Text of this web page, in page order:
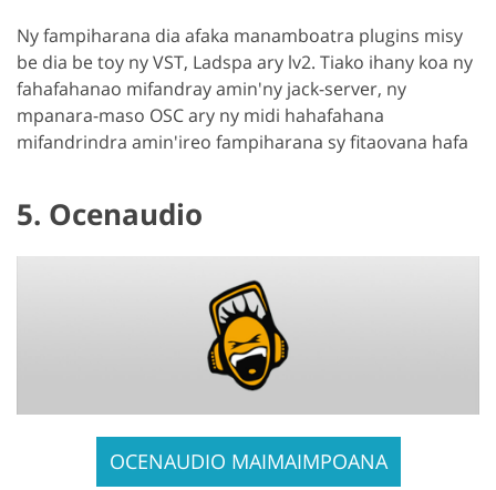
Ny fampiharana dia afaka manamboatra plugins misy
be dia be toy ny VST, Ladspa ary lv2. Tiako ihany koa ny
fahafahanao mifandray amin'ny jack-server, ny
mpanara-maso OSC ary ny midi hahafahana
mifandrindra amin'ireo fampiharana sy fitaovana hafa
5. Ocenaudio
OCENAUDIO MAIMAIMPOANA